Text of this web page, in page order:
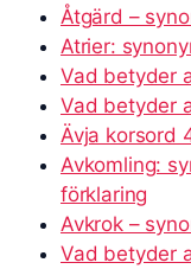
Åtgärd –
Atrier:
Vad betyder
Vad betyder
Ävja korsord
Avkomling:
förklaring
Avkrok –
Vad betyder